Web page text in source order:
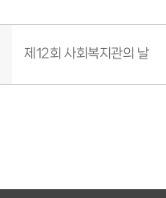
제12회 사회복지관의 날